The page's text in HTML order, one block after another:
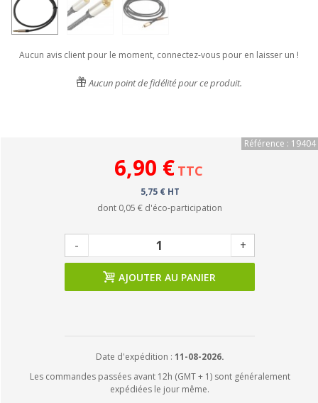
Aucun avis client pour le moment, connectez-vous pour en laisser un !
Aucun point de fidélité pour ce produit.
Référence : 19404
6,90 € TTC
5,75 € HT
dont 0,05 € d'éco-participation
- +
AJOUTER AU PANIER
Date d'expédition : 11-08-2026.
Les commandes passées avant 12h (GMT + 1) sont généralement
expédiées le jour même.